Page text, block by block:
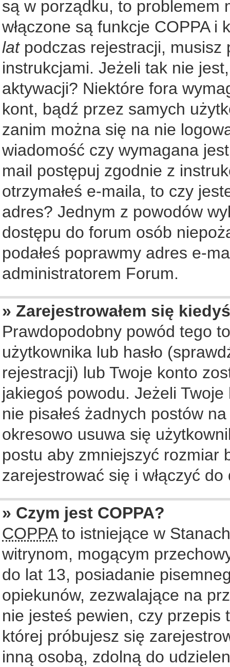
są w porządku, to problemem
włączone są funkcje COPPA i
latpodczas rejestracji, musisz
instrukcjami. Jeżeli tak nie
aktywacji? Niektóre fora
kont, bądź przez samych
zanim można się na nie
wiadomość czy wymagana
mail postępuj zgodnie z
otrzymałeś e-maila, to czy
adres? Jednym z powodów
dostępu do forum osób
podałeś poprawmy adres e-
administratorem Forum.
» Zarejestrowałem się
Prawdopodobny powód tego
użytkownika lub hasło
rejestracji) lub Twoje konto
jakiegoś powodu. Jeżeli
nie pisałeś żadnych postów
okresowo usuwa się
postu aby zmniejszyć rozmiar
zarejestrować się i włączyć
» Czym jest COPPA?
COPPAto istniejące w
witrynom, mogącym
do lat 13, posiadanie
opiekunów, zezwalające na
nie jesteś pewien, czy przepis
której próbujesz się
inną osobą, zdolną do